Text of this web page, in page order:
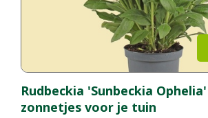
Rudbeckia 'Sunbeckia
zonnetjes voor je tuin